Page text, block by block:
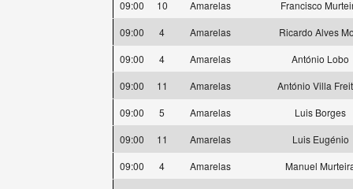
09:00
10 Amarelas
Francisco
09:00
4 Amarelas
Ricardo Alves
09:00
4 Amarelas
António Lobo
09:00
11 Amarelas
António Villa
09:00
5 Amarelas
Luis Borges
09:00
11 Amarelas
Luis Eugénio
09:00
4 Amarelas
Manuel